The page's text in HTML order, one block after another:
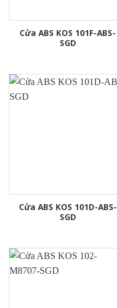
Cửa ABS KOS 101F-ABS-
SGD
Cửa ABS KOS 101D-ABS-
SGD